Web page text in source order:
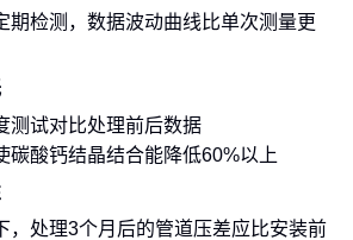
期检测，数据波动曲线比单次测量更
测试对比处理前后数据
碳酸钙结晶结合能降低60%以上
，处理3个月后的管道压差应比安装前